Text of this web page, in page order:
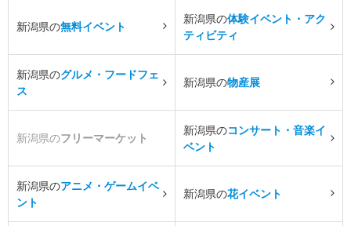
新潟県の無料イベント
新潟県の体験イベント・アク
ティビティ
新潟県のグルメ・フードフェ
ス
新潟県の物産展
新潟県のフリーマーケット
新潟県のコンサート・音楽イ
ベント
新潟県のアニメ・ゲームイベ
ント
新潟県の花イベント